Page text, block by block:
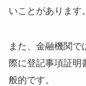
いことがあります。
また、金融機関で
際に登記事項証明
般的です。